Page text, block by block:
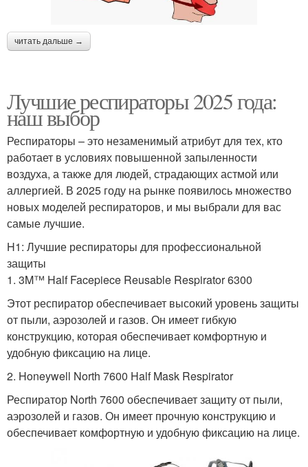
читать дальше →
Лучшие респираторы 2025 года:
наш выбор
Респираторы – это незаменимый атрибут для тех, кто
работает в условиях повышенной запыленности
воздуха, а также для людей, страдающих астмой или
аллергией. В 2025 году на рынке появилось множество
новых моделей респираторов, и мы выбрали для вас
самые лучшие.
H1: Лучшие респираторы для профессиональной
защиты
1. 3M™ Half Facepiece Reusable Respirator 6300
Этот респиратор обеспечивает высокий уровень защиты
от пыли, аэрозолей и газов. Он имеет гибкую
конструкцию, которая обеспечивает комфортную и
удобную фиксацию на лице.
2. Honeywell North 7600 Half Mask Respirator
Респиратор North 7600 обеспечивает защиту от пыли,
аэрозолей и газов. Он имеет прочную конструкцию и
обеспечивает комфортную и удобную фиксацию на лице.